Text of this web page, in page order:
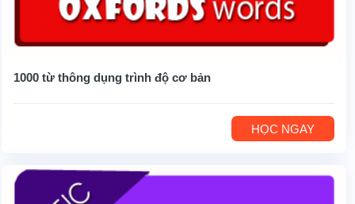
1000 từ thông dụng trình độ cơ bản
HỌC NGAY